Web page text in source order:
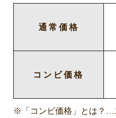
通常価格
コンビ価格
※「コンビ価格」とは？…